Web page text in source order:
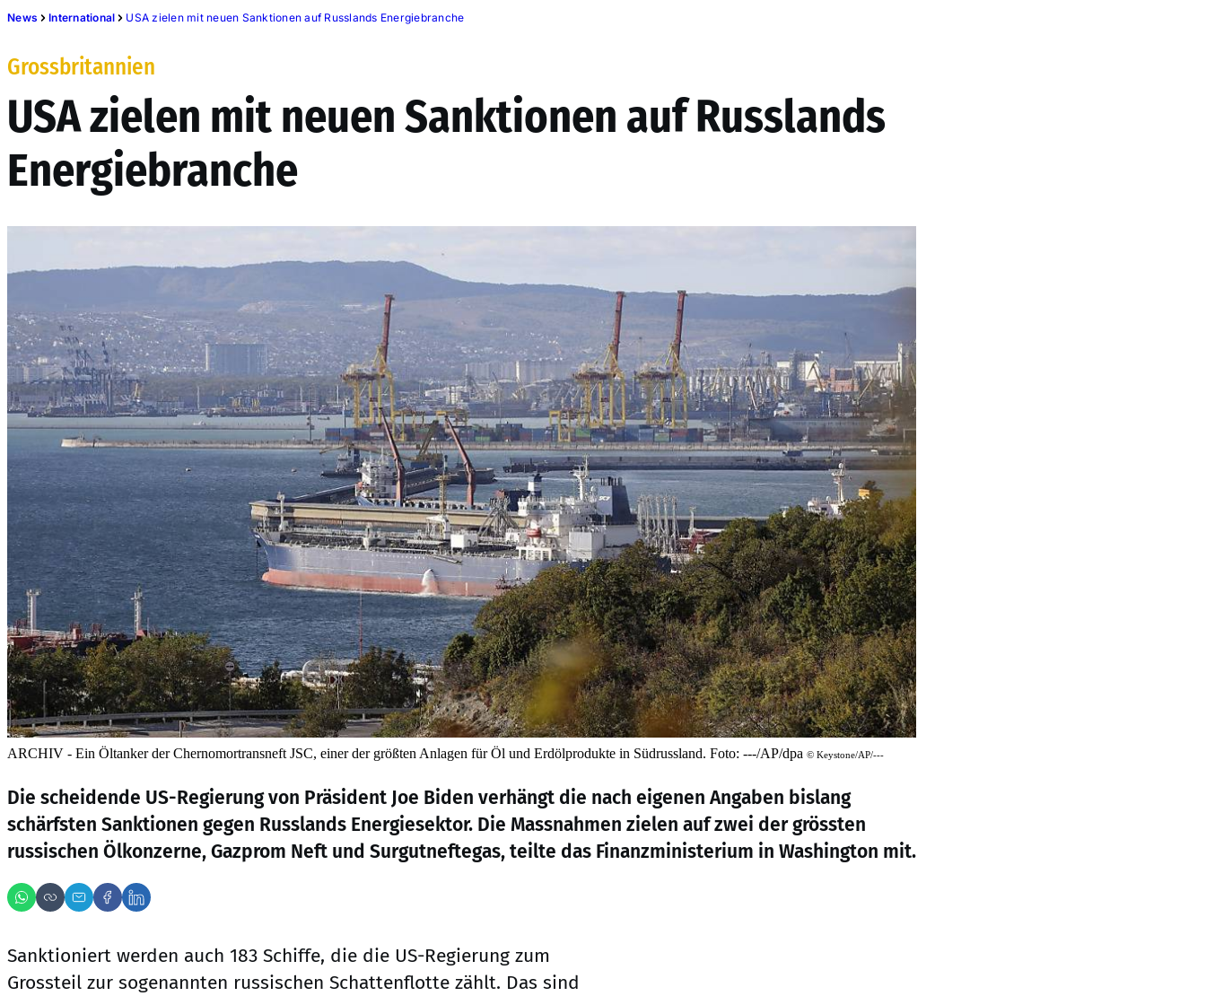
News International USA zielen mit neuen Sanktionen auf Russlands Energiebranche
Grossbritannien
USA zielen mit neuen Sanktionen auf Russlands
Energiebranche
ARCHIV - Ein Öltanker der Chernomortransneft JSC, einer der größten Anlagen für Öl und Erdölprodukte in Südrussland. Foto: ---/AP/dpa © Keystone/AP/---
Die scheidende US-Regierung von Präsident Joe Biden verhängt die nach eigenen Angaben bislang
schärfsten Sanktionen gegen Russlands Energiesektor. Die Massnahmen zielen auf zwei der grössten
russischen Ölkonzerne, Gazprom Neft und Surgutneftegas, teilte das Finanzministerium in Washington mit.
Sanktioniert werden auch 183 Schiffe, die die US-Regierung zum
Grossteil zur sogenannten russischen Schattenflotte zählt. Das sind